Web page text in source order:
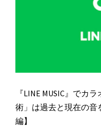
『LINE MUSIC』でカ
術」は過去と現在の音
編】